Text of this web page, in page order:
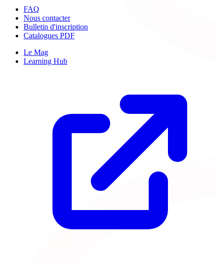
FAQ
Nous contacter
Bulletin d'inscription
Catalogues PDF
Le Mag
Learning Hub